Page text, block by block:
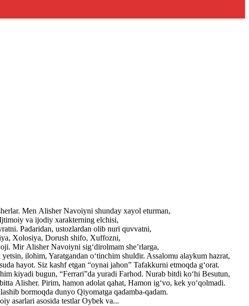
Men Alisher Navoiyni shunday xayol eturman,
va ijodiy xarakterning elchisi,
Padaridan, ustozlardan olib nuri quvvatni,
Xolosiya, Dorush shifo, Xuffozni,
Mir Alisher Navoiyni sig‘dirolmam she’rlarga,
ilohim, Yaratgandan o‘tinchim shuldir. Assalomu alaykum hazrat,
hayot. Siz kashf etgan “oynai jahon” Tafakkurni etmoqda g‘orat.
kiyadi bugun, “Ferrari”da yuradi Farhod. Nurab bitdi ko‘hi Besutun,
Alisher. Pirim, hamon adolat qahat, Hamon ig‘vo, kek yo‘qolmadi.
bormoqda dunyo Qiyomatga qadamba-qadam.
asarlari asosida testlar Oybek va...